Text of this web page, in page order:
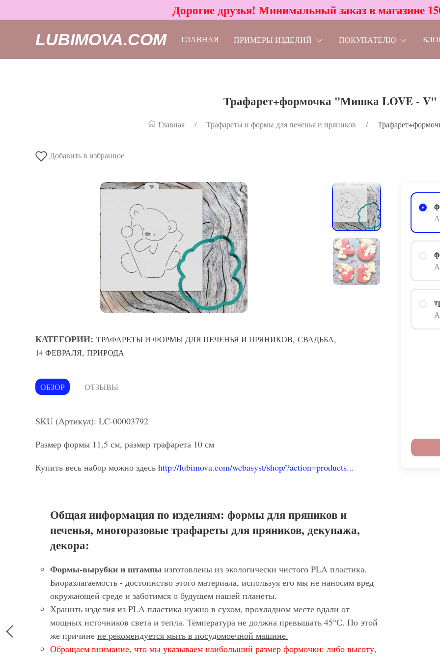
Дорогие друзья! Минимальный заказ в магазине
LUBIMOVA.COM ГЛАВНАЯ ПРИМЕРЫ ИЗДЕЛИЙ ПОКУПАТЕЛЮ
Трафарет+формочка "Мишка LOVE - V"
Главная Трафареты и формы для печенья и пряников
Добавить в избранное
КАТЕГОРИИ: ТРАФАРЕТЫ И ФОРМЫ ДЛЯ ПЕЧЕНЬЯ И ПРЯНИКОВ, СВАДЬБА,
14 ФЕВРАЛЯ, ПРИРОДА
ОБЗОР ОТЗЫВЫ
SKU (Артикул): LC-00003792
Размер формы 11,5 см, размер трафарета 10 см
Купить весь набор можно здесь http://lubimova.com/webasyst/shop/?action=products...
Общая информация по изделиям: формы для пряников и
печенья, многоразовые трафареты для пряников, декупажа,
декора:
Формы-вырубки и штампы изготовлены из экологически чистого PLA пластика.
Биоразлагаемость - достоинство этого материала, используя его мы не наносим вред
окружающей среде и заботимся о будущем нашей планеты.
Хранить изделия из PLA пластика нужно в сухом, прохладном месте вдали от
мощных источников света и тепла. Температура не должна превышать 45°С. По этой
же причине не рекомендуется мыть в посудомоечной машине.
Обращаем внимание, что мы указываем наибольший размер формочки: либо высоту,